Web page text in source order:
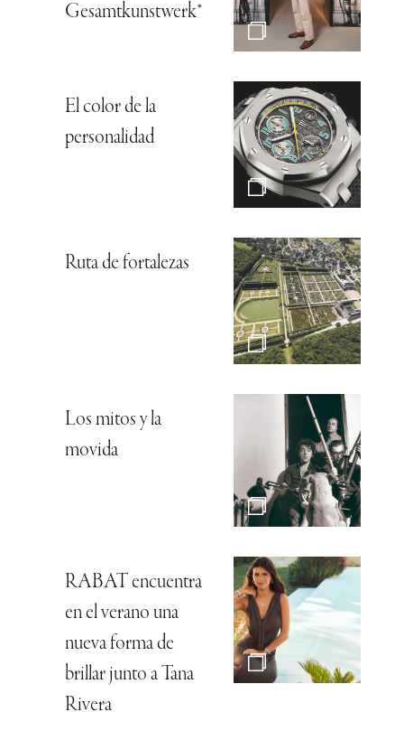
Gesamtkunstwerk*
El color de la
personalidad
Ruta de fortalezas
Los mitos y la
movida
RABAT encuentra
en el verano una
nueva forma de
brillar junto a Tana
Rivera